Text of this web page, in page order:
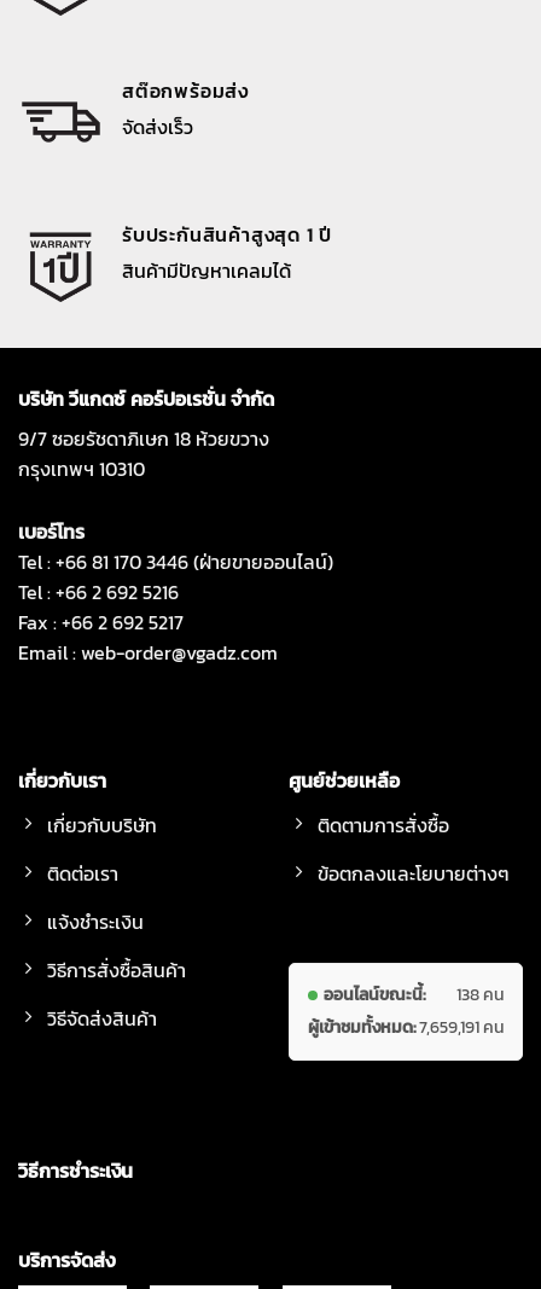
สต๊อกพร้อมส่ง
จัดส่งเร็ว
รับประกันสินค้าสูงสุด 1 ปี
สินค้ามีปัญหาเคลมได้
บริษัท วีแกดซ์ คอร์ปอเรชั่น จำกัด
9/7 ซอยรัชดาภิเษก 18 ห้วยขวาง
กรุงเทพฯ 10310
เบอร์โทร
Tel : +66 81 170 3446 (ฝ่ายขายออนไลน์)
Tel : +66 2 692 5216
Fax : +66 2 692 5217
Email :web-order@vgadz.com
เกี่ยวกับเรา
เกี่ยวกับบริษัท
ติดต่อเรา
แจ้งชำระเงิน
วิธีการสั่งซื้อสินค้า
วิธีจัดส่งสินค้า
ศูนย์ช่วยเหลือ
ติดตามการสั่งซื้อ
ข้อตกลงและโยบายต่างๆ
ออนไลน์ขณะนี้:
138 คน
ผู้เข้าชมทั้งหมด:7,659,191 คน
วิธีการชำระเงิน
บริการจัดส่ง